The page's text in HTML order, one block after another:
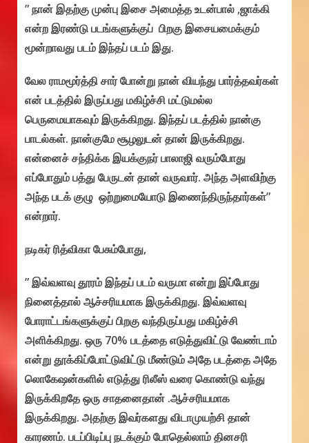
” நான் இதற்கு முன்பு இசை அமைத்த உடன்பால் ,ஜாக்கி
என்ற இரண்டு படங்களுக்குப் பிறகு இசையமைக்கும்
மூன்றாவது படம் இந்தப் படம் இது.
வேல ராமமூர்த்தி சார் போன்று நான் வியந்து பார்த்தவர்கள்
என் படத்தில் இருப்பது மகிழ்ச்சி மட்டுமல்ல
பெருமையாகவும் இருக்கிறது. இந்தப் படத்தில் நான்கு
பாடல்கள். நான்குமே சூழலுடன் தான் இருக்கிறது.
என்னைச் சந்திக்க இயக்குநர் பாலாஜி வரும்போது
எப்போதும் பத்து பேருடன் தான் வருவார். அந்த அளவிற்கு
அந்த படக் குழு ஒற்றுமையோடு இணைந்திருந்தார்கள்”
என்றார்.
நடிகர் ரித்விகா பேசும்போது,
” இவ்வளவு தூரம் இந்தப் படம் வருமா என்று இப்போது
நினைத்தால் ஆச்சரியமாக இருக்கிறது. இவ்வளவு
போராட்டங்களுக்குப் பிறகு வந்திருப்பது மகிழ்ச்சி
அளிக்கிறது. ஒரு 70% படத்தை எடுத்துவிட்டு வேண்டாம்
என்று தூக்கிப்போட்டுவிட்டு மீண்டும் அதே படத்தை அதே
லொகேஷன்களில் எடுத்து ரிலீஸ் வரை கொண்டு வந்து
இருக்கிறதே ஒரு சாதனைதான் .ஆச்சரியமாக
இருக்கிறது. அதற்கு இவர்களது விடாமுயற்சி தான்
காரணம். படப்பிடிப்பு நடக்கும் போதெல்லாம் தினசரி